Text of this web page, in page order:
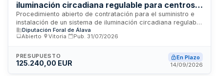
iluminación circadiana regulable para centros
del Instituto Foral de Bienestar Social
Procedimiento abierto de contratación para el suministro e
instalación de un sistema de iluminación circadiana regulable
destinado a dos centros dependientes del Instituto Foral de
Bienestar Social. La licitación se rige por las normas de
capaces de suministrar e instalar la solución completa de
iluminación adaptable a ciclos circadianos. El contrato
Diputación Foral de Álava
Abierto
Vitoria Pub. 31/07/2026
PRESUPUESTO
125.240,00 EUR
En Plazo
14/09/2026